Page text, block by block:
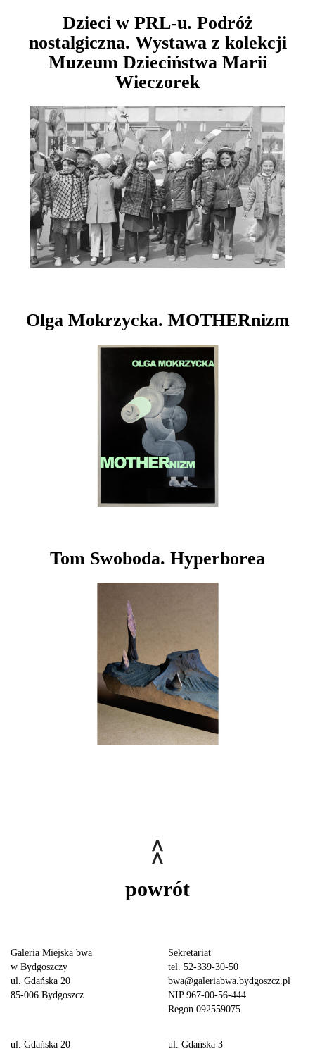
Dzieci w PRL-u. Podróż
nostalgiczna. Wystawa z kolekcji
Muzeum Dzieciństwa Marii
Wieczorek
Olga Mokrzycka. MOTHERnizm
Tom Swoboda. Hyperborea
powrót
Galeria Miejska bwa
w Bydgoszczy
ul. Gdańska 20
85-006 Bydgoszcz
Sekretariat
tel. 52-339-30-50
bwa@galeriabwa.bydgoszcz.pl
NIP 967-00-56-444
Regon 092559075
ul. Gdańska 20 ul. Gdańska 3